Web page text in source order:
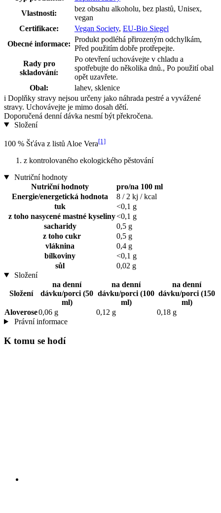
Vlastnosti:
bez obsahu alkoholu, bez plastů, Unisex,
vegan
Certifikace:
Vegan Society, EU-Bio Siegel
Obecné informace:
Produkt podléhá přirozeným odchylkám,
Před použitím dobře protřepejte.
Rady pro
skladování:
Po otevření uchovávejte v chladu a
spotřebujte do několika dnů., Po použití obal
opět uzavřete.
Obal:
lahev, sklenice
i Doplňky stravy nejsou určeny jako náhrada pestré a vyvážené
stravy. Uchovávejte je mimo dosah dětí.
Doporučená denní dávka nesmí být překročena.
Složení
100 % Šťáva z listů Aloe Vera[1]
z kontrolovaného ekologického pěstování
Nutriční hodnoty
Nutriční hodnoty
pro/na 100 ml
Energie/energetická hodnota
8 / 2 kj / kcal
tuk
<0,1 g
z toho nasycené mastné kyseliny<0,1 g
sacharidy
0,5 g
z toho cukr
0,5 g
vláknina
0,4 g
bílkoviny
<0,1 g
sůl
0,02 g
Složení
Složení
na denní
dávku/porci (50
ml)
na denní
dávku/porci (100
ml)
na denní
dávku/porci (150
ml)
Aloverose0,06 g 0,12 g
0,18 g
Právní informace
K tomu se hodí